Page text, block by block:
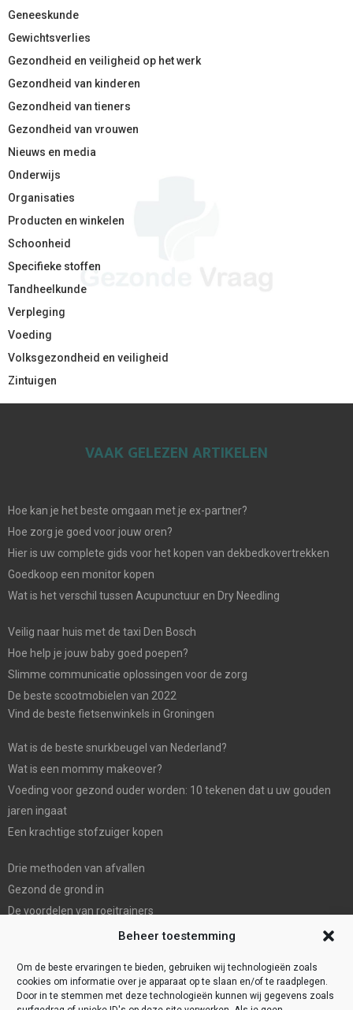
Beheer toestemming
Om de beste ervaringen te bieden, gebruiken wij technologieën zoals
cookies om informatie over je apparaat op te slaan en/of te raadplegen.
Door in te stemmen met deze technologieën kunnen wij gegevens zoals
Geneeskunde
Gewichtsverlies
Gezondheid en veiligheid op het werk
Gezondheid van kinderen
Gezondheid van tieners
Gezondheid van vrouwen
Nieuws en media
Onderwijs
Organisaties
Producten en winkelen
Schoonheid
Specifieke stoffen
Tandheelkunde
Verpleging
Voeding
Volksgezondheid en veiligheid
Zintuigen
VAAK GELEZEN ARTIKELEN
Hoe kan je het beste omgaan met je ex-partner?
Hoe zorg je goed voor jouw oren?
Hier is uw complete gids voor het kopen van dekbedkovertrekken
Goedkoop een monitor kopen
Wat is het verschil tussen Acupunctuur en Dry Needling
Veilig naar huis met de taxi Den Bosch
Hoe help je jouw baby goed poepen?
Slimme communicatie oplossingen voor de zorg
De beste scootmobielen van 2022
Vind de beste fietsenwinkels in Groningen
Wat is de beste snurkbeugel van Nederland?
Wat is een mommy makeover?
Voeding voor gezond ouder worden: 10 tekenen dat u uw gouden
jaren ingaat
Een krachtige stofzuiger kopen
Drie methoden van afvallen
Gezond de grond in
De voordelen van roeitrainers
De Mondhygienist & Tandarts Zaandam: Uw betrouwbare partner in